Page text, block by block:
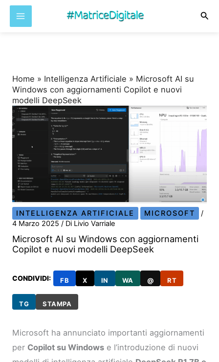
Home » Intelligenza Artificiale » Microsoft AI su
Windows con aggiornamenti Copilot e nuovi
modelli DeepSeek
INTELLIGENZA ARTIFICIALE MICROSOFT
/
4 Marzo 2025/ Di Livio Varriale
Microsoft AI su Windows con aggiornamenti
Copilot e nuovi modelli DeepSeek
CONDIVIDI: FB X IN WA @ RT
TG STAMPA
Microsoft ha annunciato importanti aggiornamenti
per Copilot su Windows e l’introduzione di nuovi